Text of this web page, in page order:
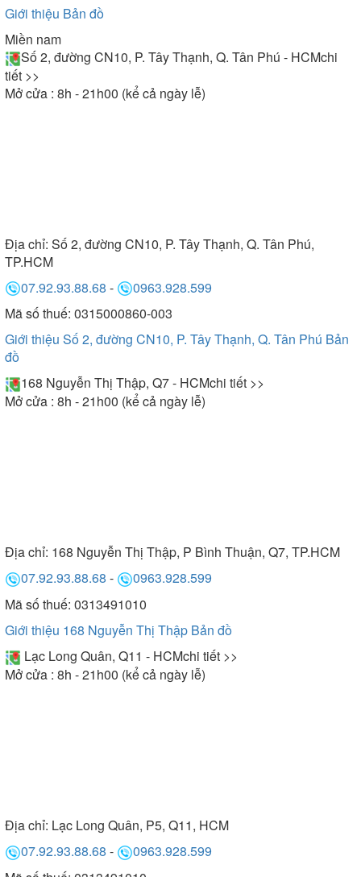
Giới thiệu Bản đồ
Miền nam
Số 2, đường CN10, P. Tây Thạnh, Q. Tân Phú - HCMchi
tiết >>
Mở cửa : 8h - 21h00 (kể cả ngày lễ)
Địa chỉ: Số 2, đường CN10, P. Tây Thạnh, Q. Tân Phú,
TP.HCM
07.92.93.88.68 -
0963.928.599
Mã số thuế: 0315000860-003
Giới thiệu Số 2, đường CN10, P. Tây Thạnh, Q. Tân Phú Bản
đồ
168 Nguyễn Thị Thập, Q7 - HCMchi tiết >>
Mở cửa : 8h - 21h00 (kể cả ngày lễ)
Địa chỉ: 168 Nguyễn Thị Thập, P Bình Thuận, Q7, TP.HCM
07.92.93.88.68 -
0963.928.599
Mã số thuế: 0313491010
Giới thiệu 168 Nguyễn Thị Thập Bản đồ
Lạc Long Quân, Q11 - HCMchi tiết >>
Mở cửa : 8h - 21h00 (kể cả ngày lễ)
Địa chỉ: Lạc Long Quân, P5, Q11, HCM
07.92.93.88.68 -
0963.928.599